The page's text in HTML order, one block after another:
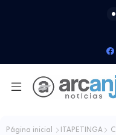
Página inicial ITAPETINGA